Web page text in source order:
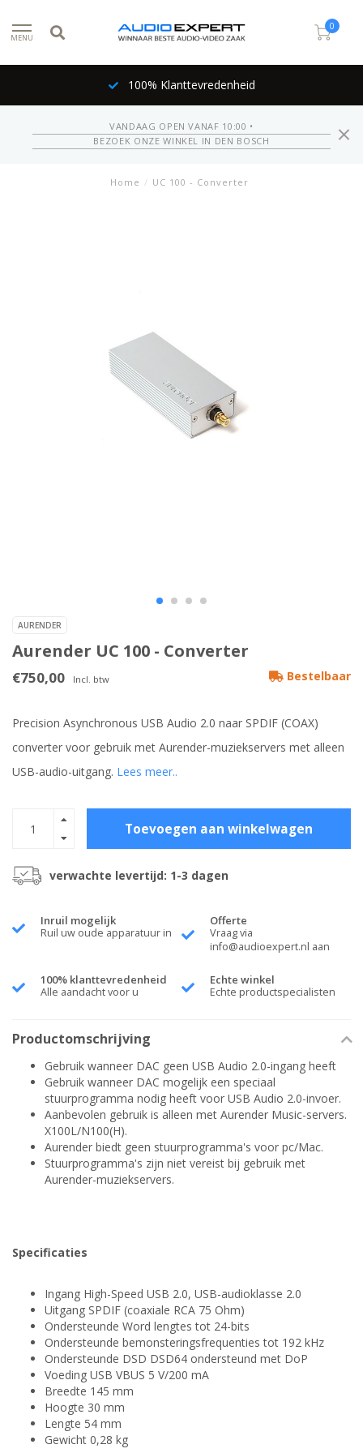
MENU
0
100% Klanttevredenheid
VANDAAG OPEN VANAF 10:00 •
BEZOEK ONZE WINKEL IN DEN BOSCH
Home / UC 100 - Converter
AURENDER
Aurender UC 100 - Converter
€750,00 Incl. btw Bestelbaar
Precision Asynchronous USB Audio 2.0 naar SPDIF (COAX)
converter voor gebruik met Aurender-muziekservers met alleen
USB-audio-uitgang. Lees meer..
Toevoegen aan winkelwagen
verwachte levertijd: 1-3 dagen
Inruil mogelijk
Ruil uw oude apparatuur in
Offerte
Vraag via
info@audioexpert.nl aan
100% klanttevredenheid
Alle aandacht voor u
Echte winkel
Echte productspecialisten
Productomschrijving
Gebruik wanneer DAC geen USB Audio 2.0-ingang heeft
Gebruik wanneer DAC mogelijk een speciaal
stuurprogramma nodig heeft voor USB Audio 2.0-invoer.
Aanbevolen gebruik is alleen met Aurender Music-servers.
X100L/N100(H).
Aurender biedt geen stuurprogramma's voor pc/Mac.
Stuurprogramma's zijn niet vereist bij gebruik met
Aurender-muziekservers.
Specificaties
Ingang High-Speed USB 2.0, USB-audioklasse 2.0
Uitgang SPDIF (coaxiale RCA 75 Ohm)
Ondersteunde Word lengtes tot 24-bits
Ondersteunde bemonsteringsfrequenties tot 192 kHz
Ondersteunde DSD DSD64 ondersteund met DoP
Voeding USB VBUS 5 V/200 mA
Breedte 145 mm
Hoogte 30 mm
Lengte 54 mm
Gewicht ​0,28 kg